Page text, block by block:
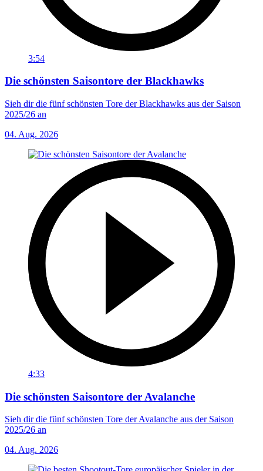
3:54
Die schönsten Saisontore der Blackhawks
Sieh dir die fünf schönsten Tore der Blackhawks aus der Saison
2025/26 an
04. Aug. 2026
4:33
Die schönsten Saisontore der Avalanche
Sieh dir die fünf schönsten Tore der Avalanche aus der Saison
2025/26 an
04. Aug. 2026